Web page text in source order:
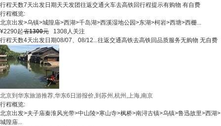
行程天数7天出发日期天天发团往返交通火车去高铁回行程提示有购物 有自费
行程概览:
北京出发>乌镇>城隍庙>西湖>千岛湖>西溪湿地公园>东湖>柯岩>西塘>西栅...
¥2290起省1300元
1308人关注
行程天数4天出发日期08/07、08/12...往返交通高铁去高铁回品质服务无购物 无自费
北京到华东旅游推荐,华东6日游报价,到苏州,杭州,上海,南京
行程概览:
北京出发>夫子庙秦淮风光带>中山陵>寒山寺>枫桥>南浔古镇>乌镇>鲁迅故里>西湖>
城隍庙...